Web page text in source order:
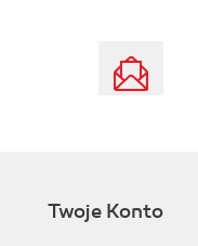
Listy
Twoje Konto